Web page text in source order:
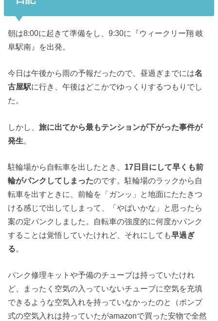
朝は8:00に起きて準備をし、9:30に『ウィークリー翔 岐
阜駅南』を出発。
今日は午後から雨の予報だったので、昼過ぎまでには名
古屋駅に行き、午後はどこかでゆっくりするつもりでし
た。
しかし、旅に出てから最もテンションが下がった事件が
発生。
駐輪場から自転車を出したとき、 17日目にして早くも前
輪がパンクしてしまったのです。駐輪場のラックから自
転車を出すときに、前輪を「ガンッ」と地面にたたきつ
ける感じで出してしまって、「やばいかな」と思ったら
案の定パンクしました。自転車の強度的に何度かパンク
することは覚悟していたけれど、それにしても早過ぎ
る。
パンク修理キットや予備のチューブは持っていたけれ
ど、まったく空気の入っていないチューブに空気を充填
できるような空気入れを持っていなかったのと（ポンプ
式の空気入れは持っていたがamazonで買った安物で全然